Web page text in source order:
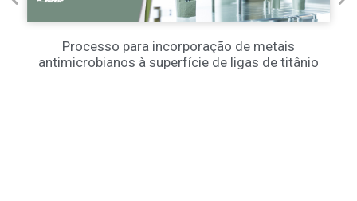
Processo para incorporação de metais
antimicrobianos à superfície de ligas de titânio